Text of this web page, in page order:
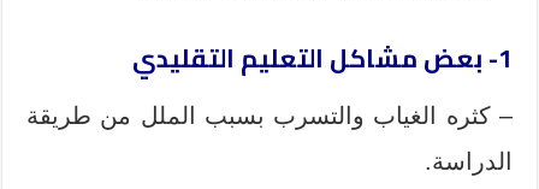
1- بعض مشاكل التعليم التقليدي
– كثره الغياب والتسرب بسبب الملل من طريقة
الدراسة.